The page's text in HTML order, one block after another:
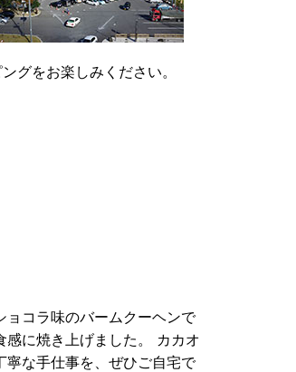
グをお楽しみください。
コラ味のバームクーヘンで
に焼き上げました。 カカオ
な手仕事を、ぜひご自宅で